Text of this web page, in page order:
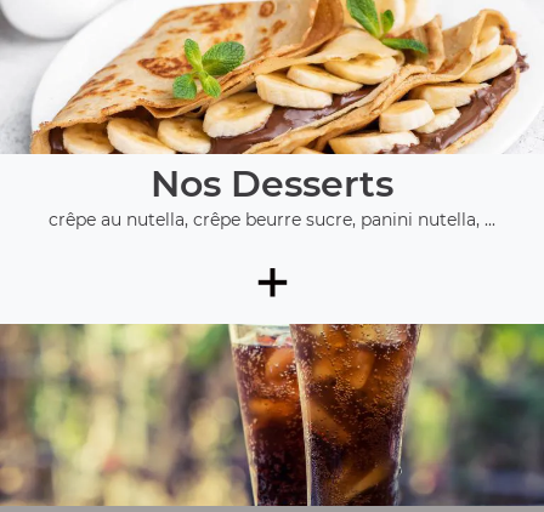
Nos Desserts
crêpe au nutella, crêpe beurre sucre, panini nutella, ...
+